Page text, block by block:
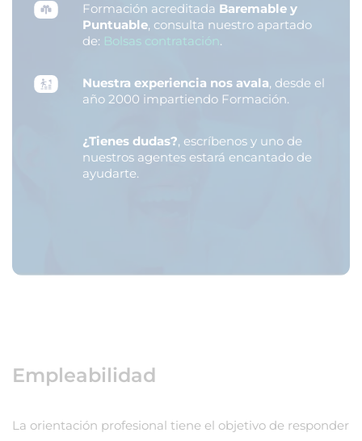
Formación acreditada Baremable y
Puntuable, consulta nuestro apartado
de: Bolsas contratación.
Nuestra experiencia nos avala, desde el
año 2000 impartiendo Formación.
¿Tienes dudas?, escríbenos y uno de
nuestros agentes estará encantado de
ayudarte.
Empleabilidad
La orientación profesional tiene el objetivo de responder